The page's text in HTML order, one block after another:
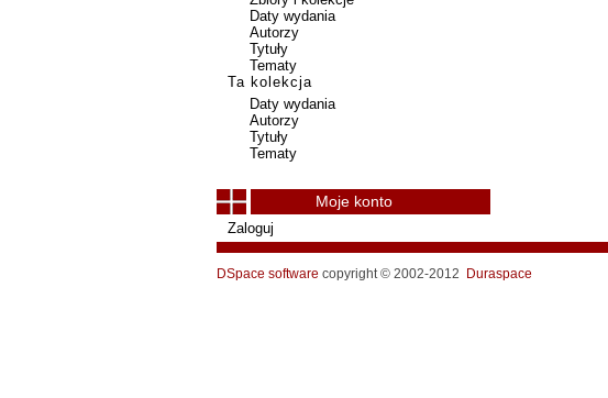
Daty wydania
Autorzy
Tytuły
Tematy
Ta kolekcja
Daty wydania
Autorzy
Tytuły
Tematy
Moje konto
Zaloguj
DSpace software copyright © 2002-2012 Duraspace